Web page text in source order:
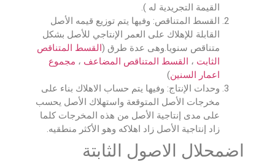
القيمة التجريدية له ).
القسط المتناقص: وفيها يتم توزيع قيمه الأصل
القابلة للإهلاك على العمر الإنتاجي للأصل بشكل
متناقص سنويا.وهى عدة طرق (القسط المتناقص
الثابت ، القسط المتناقص المضاعف ، مجموع
اعمار السنين)
وحدات الإنتاج: وفيها يتم حساب الاهلاك بناء على
مخرجات الأصل المتوقعة واستهلاك الأصل يحسب
على مدى إنتاجية الأصل من هذه المخرجات كلما
زاد إنتاجية الأصل زاد اهلاكه وهو الأكثر منطقيه.
اضمحلال الاصول الثابتة